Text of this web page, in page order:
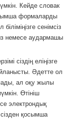
Кейде словак
формаларды
сенімсіз
немесе аудармашы
сіздің еліңізге
Әдетте ол
ал оқу жылы
Өтініш
электрондық
қосымша